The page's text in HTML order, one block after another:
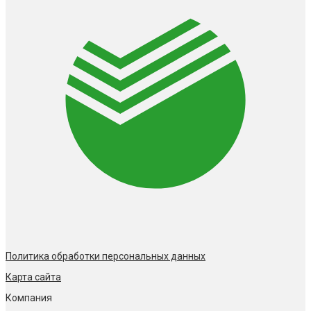
Политика обработки персональных данных
Карта сайта
Компания